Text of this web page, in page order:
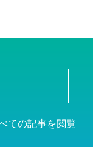
ての記事を閲覧